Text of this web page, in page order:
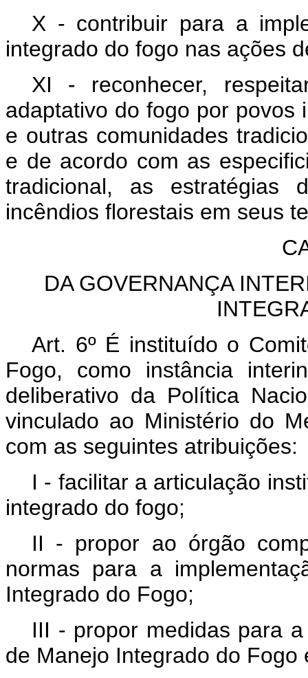
X - contribuir para a
integrado do fogo nas ações
XI - reconhecer,
adaptativo do fogo por povos
e outras comunidades
e de acordo com as
tradicional, as estratégias
incêndios florestais em seus
DA GOVERNANÇA
Art. 6ºÉ instituído o
Fogo, como instância
deliberativo da Política
vinculado ao Ministério do
com as seguintes atribuições:
I - facilitar a articulação
integrado do fogo;
II - propor ao órgão
normas para a
Integrado do Fogo;
III - propor medidas para
de Manejo Integrado do